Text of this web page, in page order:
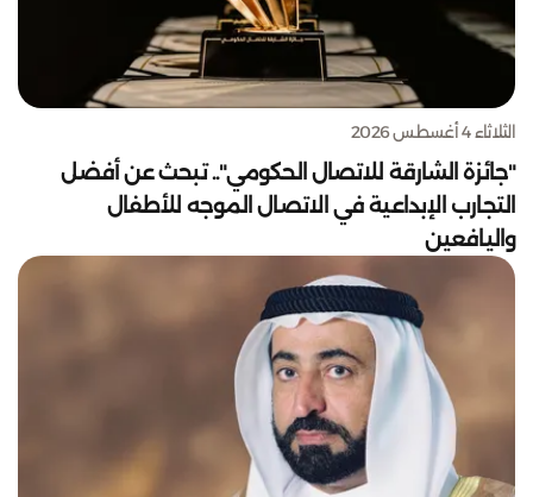
الثلاثاء 4 أغسطس 2026
"جائزة الشارقة للاتصال الحكومي".. تبحث عن أفضل
التجارب الإبداعية في الاتصال الموجه للأطفال
واليافعين